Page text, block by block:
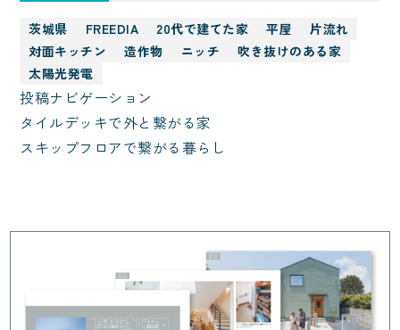
茨城県 FREEDIA 20代で建てた家 平屋
片流れ
対面キッチン
造作物 ニッチ
吹き抜けのある家
太陽光発電
投稿ナビゲーション
タイルデッキで外と繋がる家
スキップフロアで繋がる暮らし